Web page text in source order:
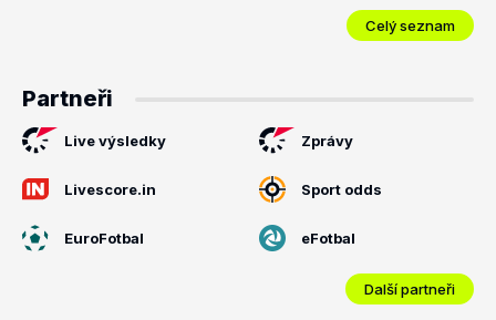
Celý seznam
Partneři
Live výsledky Zprávy
Livescore.in Sport odds
EuroFotbal eFotbal
Další partneři